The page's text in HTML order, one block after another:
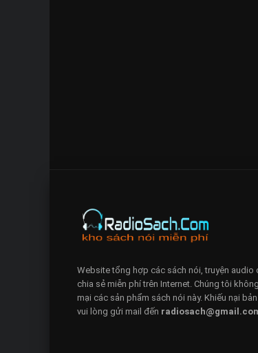
Website tổng hợp các sách nói, truyện audio
chia sẻ miễn phí trên Internet. Chúng tôi
mại các sản phẩm sách nói này. Khiếu nại bản
vui lòng gửi mail đến